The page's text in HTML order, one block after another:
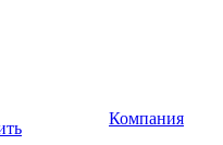
Компания